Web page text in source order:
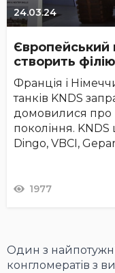
24.03.24
Європейський
створить
Франція і
танків KNDS
домовилися про
покоління. KNDS
Dingo, VBCI,
1977
Один з
конгломератів з